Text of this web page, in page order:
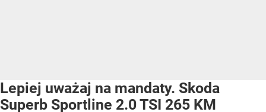
Lepiej uważaj na mandaty. Skoda
Superb Sportline 2.0 TSI 265 KM